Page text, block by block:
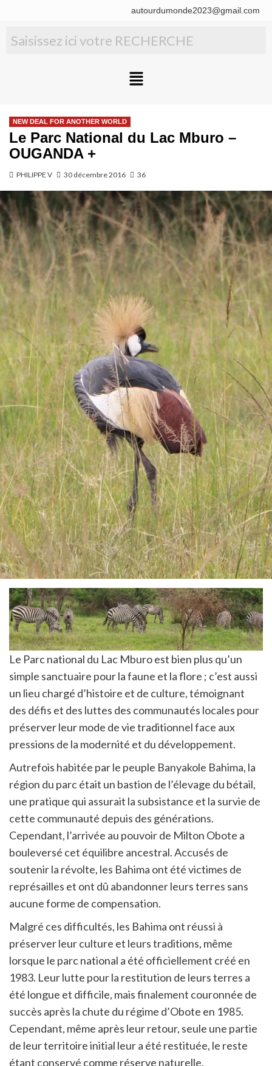
autourdumonde2023@gmail.com
NEW DEAL FOR ANOTHER WORLD
Le Parc National du Lac Mburo –
OUGANDA +
PHILIPPE V 30 décembre 2016 36
Le Parc national du Lac Mburo est bien plus qu’un
simple sanctuaire pour la faune et la flore ; c’est aussi
un lieu chargé d’histoire et de culture, témoignant
des défis et des luttes des communautés locales pour
préserver leur mode de vie traditionnel face aux
pressions de la modernité et du développement.
Autrefois habitée par le peuple Banyakole Bahima, la
région du parc était un bastion de l’élevage du bétail,
une pratique qui assurait la subsistance et la survie de
cette communauté depuis des générations.
Cependant, l’arrivée au pouvoir de Milton Obote a
bouleversé cet équilibre ancestral. Accusés de
soutenir la révolte, les Bahima ont été victimes de
représailles et ont dû abandonner leurs terres sans
aucune forme de compensation.
Malgré ces difficultés, les Bahima ont réussi à
préserver leur culture et leurs traditions, même
lorsque le parc national a été officiellement créé en
1983. Leur lutte pour la restitution de leurs terres a
été longue et difficile, mais finalement couronnée de
succès après la chute du régime d’Obote en 1985.
Cependant, même après leur retour, seule une partie
de leur territoire initial leur a été restituée, le reste
étant conservé comme réserve naturelle.